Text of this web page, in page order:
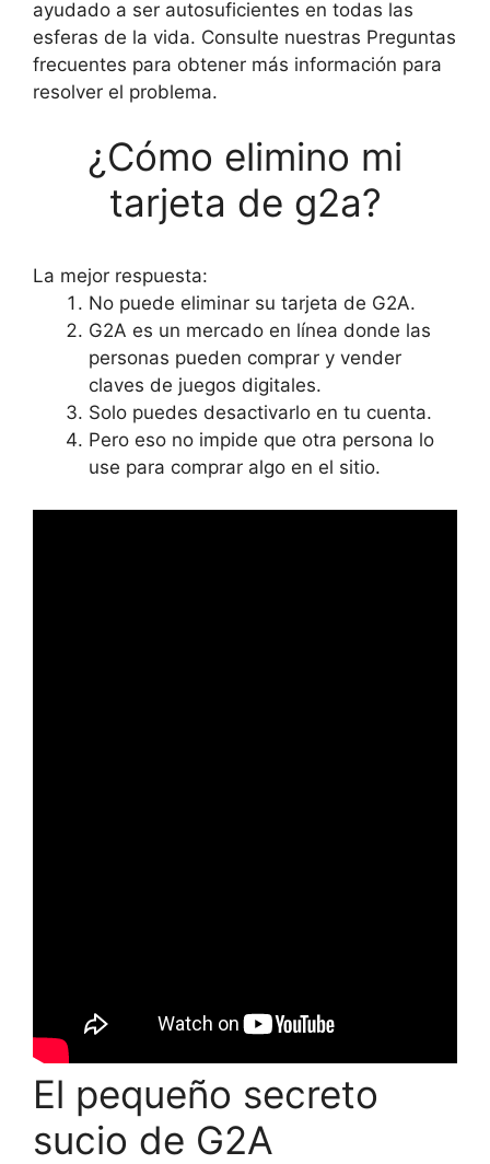
ayudado a ser autosuficientes en todas las
esferas de la vida. Consulte nuestras Preguntas
frecuentes para obtener más información para
resolver el problema.
¿Cómo elimino mi
tarjeta de g2a?
La mejor respuesta:
No puede eliminar su tarjeta de G2A.
G2A es un mercado en línea donde las
personas pueden comprar y vender
claves de juegos digitales.
Solo puedes desactivarlo en tu cuenta.
Pero eso no impide que otra persona lo
use para comprar algo en el sitio.
El pequeño secreto
sucio de G2A